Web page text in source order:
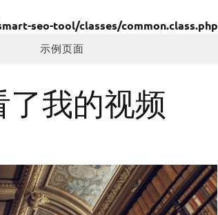
seo-tool/classes/common.class.php
示例页面
了我的视频